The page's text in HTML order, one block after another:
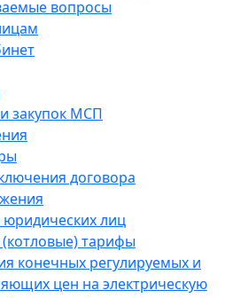
вопросы
закупок МСП
договора
лиц
тарифы
конечных регулируемых и
цен на электрическую